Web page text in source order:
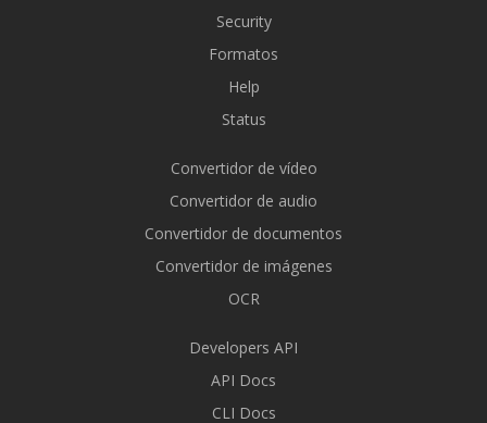
Security
Formatos
Help
Status
Convertidor de vídeo
Convertidor de audio
Convertidor de documentos
Convertidor de imágenes
OCR
Developers API
API Docs
CLI Docs